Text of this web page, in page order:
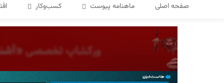
صفحه اصلی ماهنامه پیوست کسب‌و‌کار